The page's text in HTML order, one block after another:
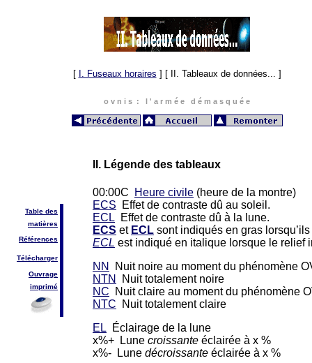
[ I. Fuseaux horaires ] [ II. Tableaux de données... ]
o v n i s : l ' a r m é e d é m a s q u é e
Table des
matières
Références
Télécharger
Ouvrage
imprimé
II. Légende des tableaux
00:00C Heure civile (heure de la montre)
ECS Effet de contraste dû au soleil.
ECL Effet de contraste dû à la lune.
ECS et ECL sont indiqués en gras
ECL est indiqué en italique lorsque le relief
NN
Nuit noire au moment du phénomène
NTN
Nuit totalement noire
NC Nuit claire au moment du phénomène
NTC Nuit totalement claire
EL Éclairage de la lune
x%+ Lune croissante éclairée à x %
x%- Lune décroissante éclairée à x %